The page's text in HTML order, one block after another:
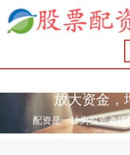
放大资金，
配资是一种为投资者